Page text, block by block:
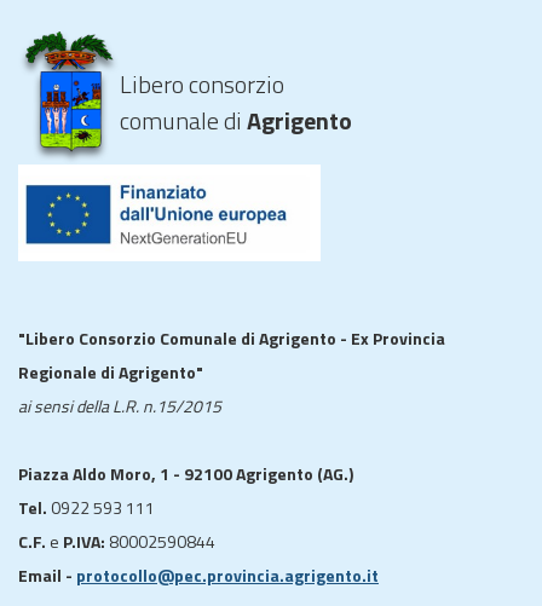
Libero consorzio
comunale diAgrigento
"Libero Consorzio Comunale di Agrigento - Ex Provincia
Regionale di Agrigento"
ai sensi della L.R. n.15/2015
Piazza Aldo Moro, 1 - 92100 Agrigento (AG.)
Tel. 0922 593 111
C.F. e P.IVA: 80002590844
Email - protocollo@pec.provincia.agrigento.it